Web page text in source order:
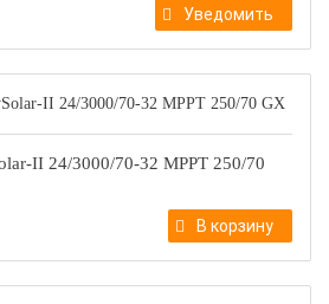
Уведомить
II 24/3000/70-32 MPPT 250/70
В корзину